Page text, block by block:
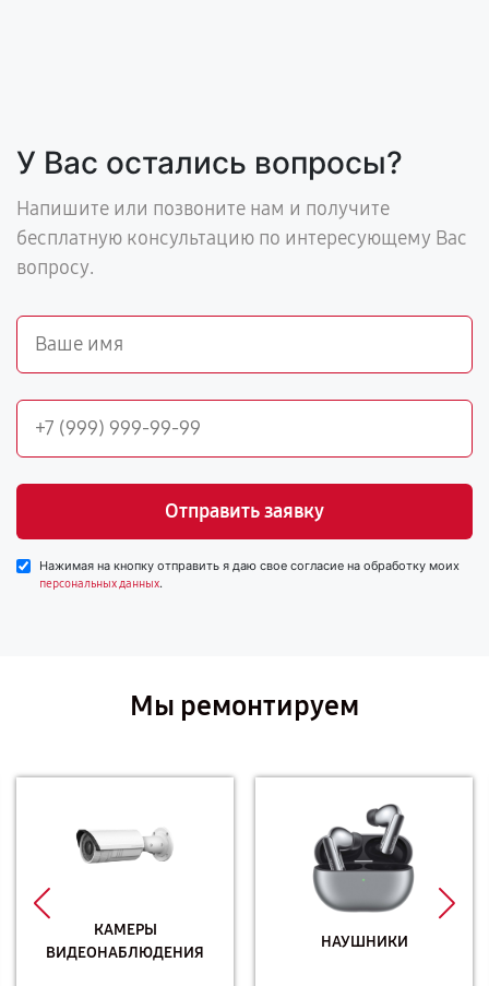
У Вас остались вопросы?
Напишите или позвоните нам и получите
бесплатную консультацию по интересующему Вас
вопросу.
Отправить заявку
Нажимая на кнопку отправить я даю свое согласие на обработку моих
персональных данных.
Мы ремонтируем
КАМЕРЫ
ВИДЕОНАБЛЮДЕНИЯ
НАУШНИКИ